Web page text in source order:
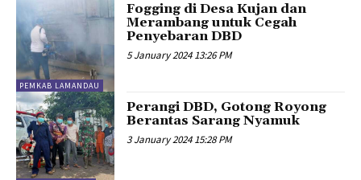
PEMKAB LAMANDAU
Fogging di Desa Kujan dan
Merambang untuk Cegah
Penyebaran DBD
5 January 2024 13:26 PM
Perangi DBD, Gotong Royong
Berantas Sarang Nyamuk
3 January 2024 15:28 PM